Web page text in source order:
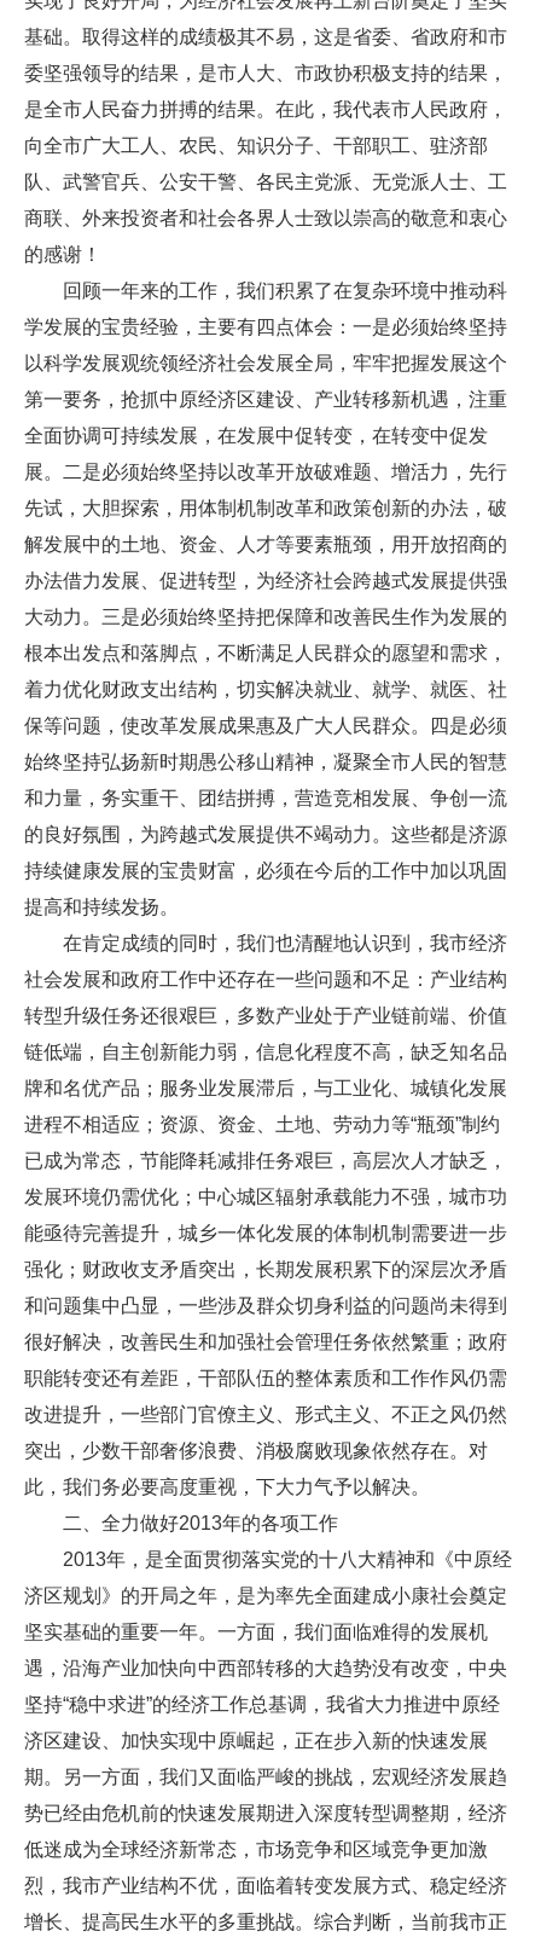
基础。取得这样的成绩极其不易，这是省委、省政府和市
委坚强领导的结果，是市人大、市政协积极支持的结果，
是全市人民奋力拼搏的结果。在此，我代表市人民政府，
向全市广大工人、农民、知识分子、干部职工、驻济部
队、武警官兵、公安干警、各民主党派、无党派人士、工
商联、外来投资者和社会各界人士致以崇高的敬意和衷心
的感谢！
回顾一年来的工作，我们积累了在复杂环境中推动科
学发展的宝贵经验，主要有四点体会：一是必须始终坚持
以科学发展观统领经济社会发展全局，牢牢把握发展这个
第一要务，抢抓中原经济区建设、产业转移新机遇，注重
全面协调可持续发展，在发展中促转变，在转变中促发
展。二是必须始终坚持以改革开放破难题、增活力，先行
先试，大胆探索，用体制机制改革和政策创新的办法，破
解发展中的土地、资金、人才等要素瓶颈，用开放招商的
办法借力发展、促进转型，为经济社会跨越式发展提供强
大动力。三是必须始终坚持把保障和改善民生作为发展的
根本出发点和落脚点，不断满足人民群众的愿望和需求，
着力优化财政支出结构，切实解决就业、就学、就医、社
保等问题，使改革发展成果惠及广大人民群众。四是必须
始终坚持弘扬新时期愚公移山精神，凝聚全市人民的智慧
和力量，务实重干、团结拼搏，营造竞相发展、争创一流
的良好氛围，为跨越式发展提供不竭动力。这些都是济源
持续健康发展的宝贵财富，必须在今后的工作中加以巩固
提高和持续发扬。
在肯定成绩的同时，我们也清醒地认识到，我市经济
社会发展和政府工作中还存在一些问题和不足：产业结构
转型升级任务还很艰巨，多数产业处于产业链前端、价值
链低端，自主创新能力弱，信息化程度不高，缺乏知名品
牌和名优产品；服务业发展滞后，与工业化、城镇化发展
进程不相适应；资源、资金、土地、劳动力等“瓶颈”制约
已成为常态，节能降耗减排任务艰巨，高层次人才缺乏，
发展环境仍需优化；中心城区辐射承载能力不强，城市功
能亟待完善提升，城乡一体化发展的体制机制需要进一步
强化；财政收支矛盾突出，长期发展积累下的深层次矛盾
和问题集中凸显，一些涉及群众切身利益的问题尚未得到
很好解决，改善民生和加强社会管理任务依然繁重；政府
职能转变还有差距，干部队伍的整体素质和工作作风仍需
改进提升，一些部门官僚主义、形式主义、不正之风仍然
突出，少数干部奢侈浪费、消极腐败现象依然存在。对
此，我们务必要高度重视，下大力气予以解决。
二、全力做好2013年的各项工作
2013年，是全面贯彻落实党的十八大精神和《中原经
济区规划》的开局之年，是为率先全面建成小康社会奠定
坚实基础的重要一年。一方面，我们面临难得的发展机
遇，沿海产业加快向中西部转移的大趋势没有改变，中央
坚持“稳中求进”的经济工作总基调，我省大力推进中原经
济区建设、加快实现中原崛起，正在步入新的快速发展
期。另一方面，我们又面临严峻的挑战，宏观经济发展趋
势已经由危机前的快速发展期进入深度转型调整期，经济
低迷成为全球经济新常态，市场竞争和区域竞争更加激
烈，我市产业结构不优，面临着转变发展方式、稳定经济
增长、提高民生水平的多重挑战。综合判断，当前我市正